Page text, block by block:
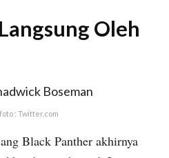
Oleh
: Twitter.com
Black Panther akhirnya